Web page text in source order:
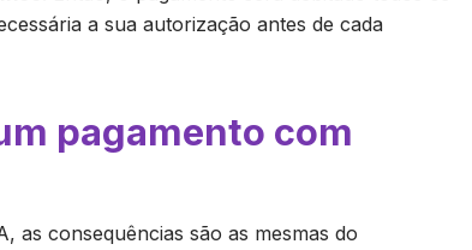
a sua autorização antes de cada
pagamento com
as consequências são as mesmas do